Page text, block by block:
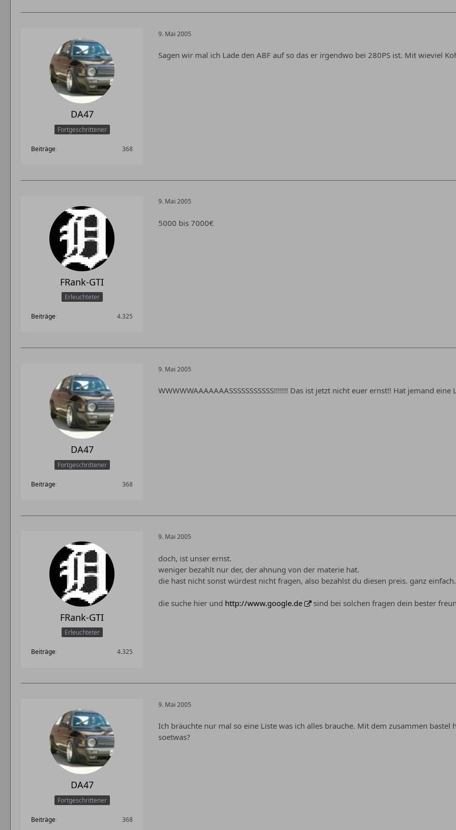
DA47
Fortgeschrittener
Beiträge 368
9. Mai 2005
Sagen wir mal ich Lade den ABF auf so das er irgendwo bei 280PS ist. Mit wieviel
FRank-GTI
Erleuchteter
Beiträge 4.325
9. Mai 2005
5000 bis 7000€
DA47
Fortgeschrittener
Beiträge 368
9. Mai 2005
WWWWWAAAAAAASSSSSSSSSSS!!!!!!! Das ist jetzt nicht euer ernst!! Hat jemand
FRank-GTI
Erleuchteter
Beiträge 4.325
9. Mai 2005
doch, ist unser ernst.
weniger bezahlt nur der, der ahnung von der materie hat.
die hast nicht sonst würdest nicht fragen, also bezahlst du diesen preis. ganz
die suche hier und http://www.google.de sind bei solchen fragen dein bester
DA47
Fortgeschrittener
Beiträge 368
9. Mai 2005
Ich bräuchte nur mal so eine Liste was ich alles brauche. Mit dem zusammen
soetwas?